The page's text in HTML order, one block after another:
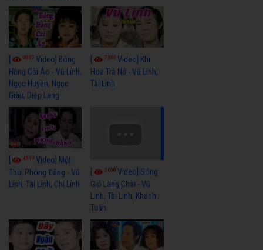
9057 Video] Bông
Hồng Cài Áo - Vũ Linh,
Ngọc Huyền, Ngọc
Giàu, Diệp Lang
7350Video] Khi
Hoa Trà Nở - Vũ Linh,
Tài Linh
4109 Video] Một
Thời Phóng Đãng - Vũ
Linh, Tài Linh, Chí Linh
3658Video] Sóng
Gió Làng Chài - Vũ
Linh, Tài Linh, Khánh
Tuấn